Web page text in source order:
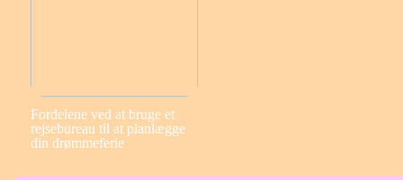
Fordelene ved at bruge et
rejsebureau til at planlægge
din drømmeferie